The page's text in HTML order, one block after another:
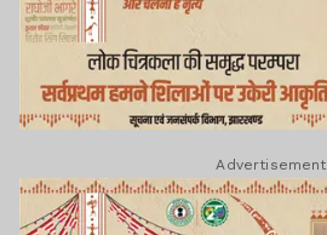
Advertisement